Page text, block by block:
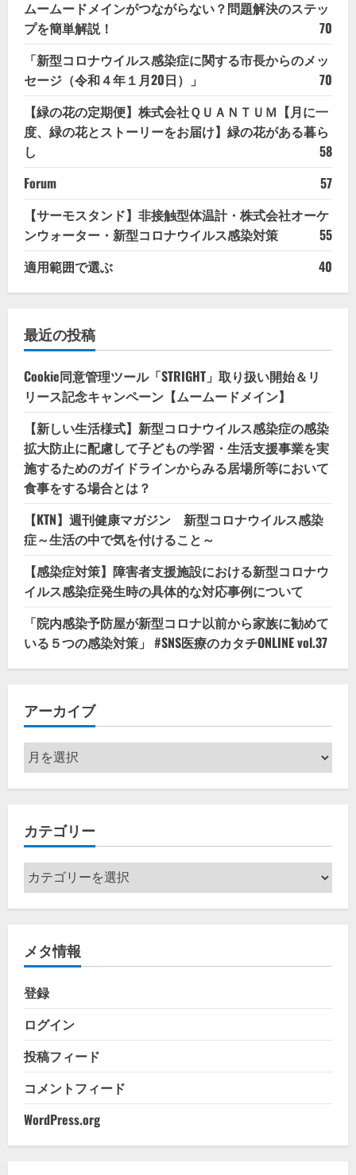
ムームードメインがつながらない？問題解決のステッ
プを簡単解説！
70
「新型コロナウイルス感染症に関する市長からのメッ
セージ（令和４年１月20日）」
70
【緑の花の定期便】株式会社ＱＵＡＮＴＵＭ【月に一
度、緑の花とストーリーをお届け】緑の花がある暮ら
し
58
Forum
57
【サーモスタンド】非接触型体温計・株式会社オーケ
ンウォーター・新型コロナウイルス感染対策
55
適用範囲で選ぶ
40
最近の投稿
Cookie同意管理ツール「STRIGHT」取り扱い開始＆リ
リース記念キャンペーン【ムームードメイン】
【新しい生活様式】新型コロナウイルス感染症の感染
拡大防止に配慮して子どもの学習・生活支援事業を実
施するためのガイドラインからみる居場所等において
食事をする場合とは？
【KTN】週刊健康マガジン 新型コロナウイルス感染
症～生活の中で気を付けること～
【感染症対策】障害者支援施設における新型コロナウ
イルス感染症発生時の具体的な対応事例について
「院内感染予防屋が新型コロナ以前から家族に勧めて
いる５つの感染対策」 #SNS医療のカタチONLINE vol.37
アーカイブ
ア
ー
カ
ブ
カテゴリー
カ
テ
ゴ
ー
メタ情報
登録
ログイン
投稿フィード
コメントフィード
WordPress.org